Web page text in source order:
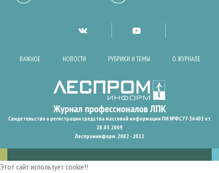
ВАЖНОЕ НОВОСТИ РУБРИКИ И ТЕМЫ О ЖУРНАЛЕ
Свидетельство о регистрации средства массовой информации ПИ №ФС77-36401 от
28.05.2009
Леспроминформ. 2002 - 2022
Этот сайт использует cookie!!